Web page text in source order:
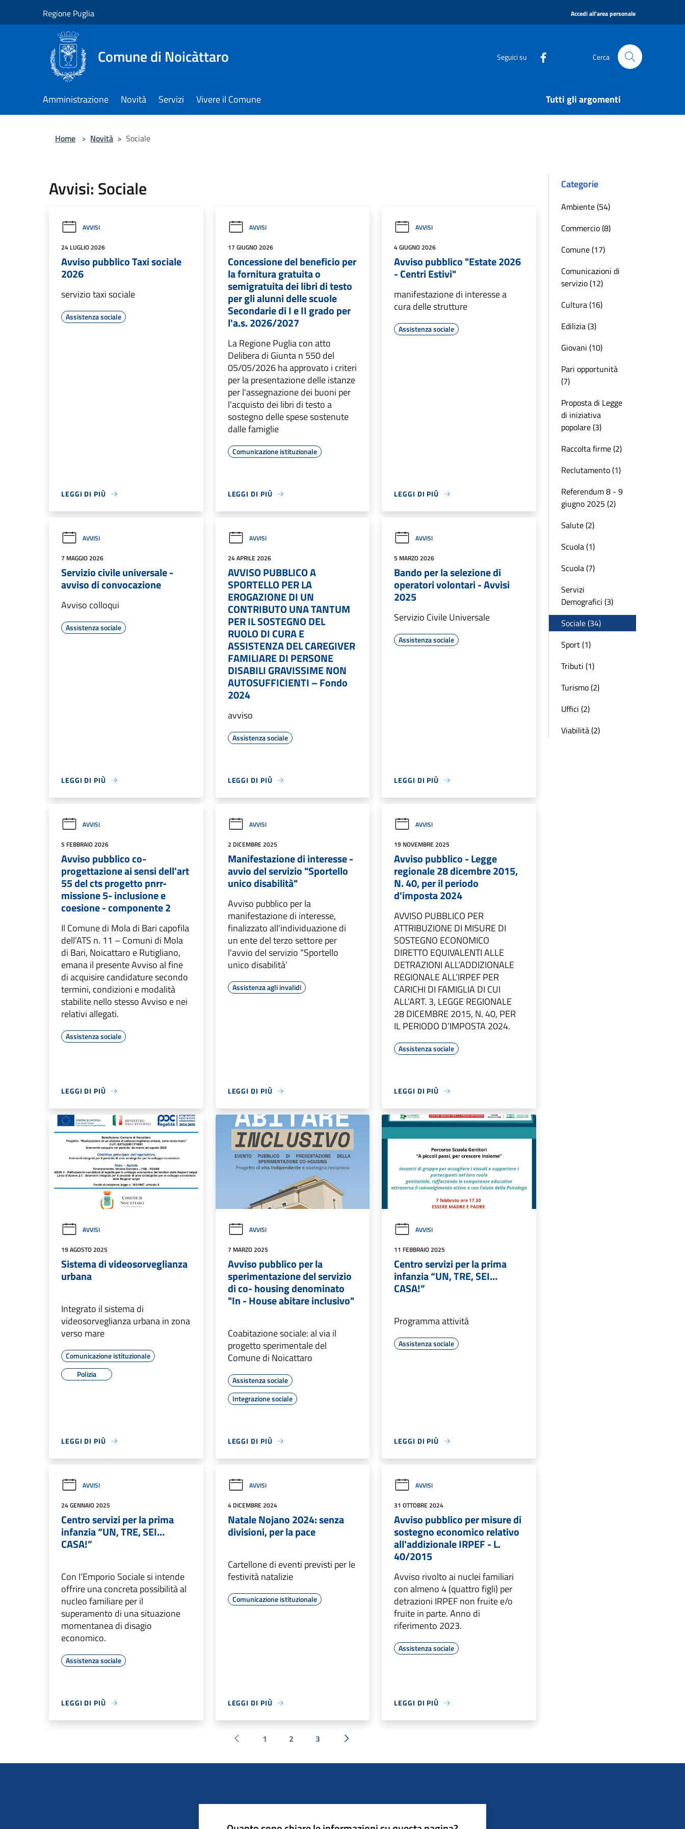
Regione Puglia Accedi all'area personale
Comune di Noicàttaro Seguici su Cerca
Amministrazione Novità Servizi Vivere il Comune Tutti gli argomenti
Home > Novità > Sociale
Avvisi: Sociale
AVVISI
24 LUGLIO 2026
Avviso pubblico Taxi sociale
2026
servizio taxi sociale
Assistenza sociale
LEGGI DI PIÙ
AVVISI
17 GIUGNO 2026
Concessione del beneficio per
la fornitura gratuita o
semigratuita dei libri di testo
per gli alunni delle scuole
Secondarie di I e II grado per
l'a.s. 2026/2027
La Regione Puglia con atto
Delibera di Giunta n 550 del
05/05/2026 ha approvato i criteri
per la presentazione delle istanze
per l'assegnazione dei buoni per
l'acquisto dei libri di testo a
sostegno delle spese sostenute
dalle famiglie
Comunicazione istituzionale
LEGGI DI PIÙ
AVVISI
4 GIUGNO 2026
Avviso pubblico "Estate 2026
- Centri Estivi"
manifestazione di interesse a
cura delle strutture
Assistenza sociale
LEGGI DI PIÙ
AVVISI
7 MAGGIO 2026
Servizio civile universale -
avviso di convocazione
Avviso colloqui
Assistenza sociale
LEGGI DI PIÙ
AVVISI
24 APRILE 2026
AVVISO PUBBLICO A
SPORTELLO PER LA
EROGAZIONE DI UN
CONTRIBUTO UNA TANTUM
PER IL SOSTEGNO DEL
RUOLO DI CURA E
ASSISTENZA DEL CAREGIVER
FAMILIARE DI PERSONE
DISABILI GRAVISSIME NON
AUTOSUFFICIENTI – Fondo
2024
avviso
Assistenza sociale
LEGGI DI PIÙ
AVVISI
5 MARZO 2026
Bando per la selezione di
operatori volontari - Avvisi
2025
Servizio Civile Universale
Assistenza sociale
LEGGI DI PIÙ
AVVISI
5 FEBBRAIO 2026
Avviso pubblico co-
progettazione ai sensi dell'art
55 del cts progetto pnrr-
missione 5- inclusione e
coesione - componente 2
Il Comune di Mola di Bari capofila
dell’ATS n. 11 – Comuni di Mola
di Bari, Noicattaro e Rutigliano,
emana il presente Avviso al fine
di acquisire candidature secondo
termini, condizioni e modalità
stabilite nello stesso Avviso e nei
relativi allegati.
Assistenza sociale
LEGGI DI PIÙ
AVVISI
2 DICEMBRE 2025
Manifestazione di interesse -
avvio del servizio "Sportello
unico disabilità"
Avviso pubblico per la
manifestazione di interesse,
finalizzato all'individuazione di
un ente del terzo settore per
l'avvio del servizio “Sportello
unico disabilità’
Assistenza agli invalidi
LEGGI DI PIÙ
AVVISI
19 NOVEMBRE 2025
Avviso pubblico - Legge
regionale 28 dicembre 2015,
N. 40, per il periodo
d'imposta 2024
AVVISO PUBBLICO PER
ATTRIBUZIONE DI MISURE DI
SOSTEGNO ECONOMICO
DIRETTO EQUIVALENTI ALLE
DETRAZIONI ALL’ADDIZIONALE
REGIONALE ALL’IRPEF PER
CARICHI DI FAMIGLIA DI CUI
ALL’ART. 3, LEGGE REGIONALE
28 DICEMBRE 2015, N. 40, PER
IL PERIODO D’IMPOSTA 2024.
Assistenza sociale
LEGGI DI PIÙ
AVVISI
19 AGOSTO 2025
Sistema di videosorveglianza
urbana
Integrato il sistema di
videosorveglianza urbana in zona
verso mare
Comunicazione istituzionale
Polizia
LEGGI DI PIÙ
AVVISI
7 MARZO 2025
Avviso pubblico per la
sperimentazione del servizio
di co- housing denominato
"In - House abitare inclusivo"
Coabitazione sociale: al via il
progetto sperimentale del
Comune di Noicattaro
Assistenza sociale
Integrazione sociale
LEGGI DI PIÙ
AVVISI
11 FEBBRAIO 2025
Centro servizi per la prima
infanzia “UN, TRE, SEI…
CASA!”
Programma attività
Assistenza sociale
LEGGI DI PIÙ
AVVISI
24 GENNAIO 2025
Centro servizi per la prima
infanzia “UN, TRE, SEI…
CASA!”
Con l’Emporio Sociale si intende
offrire una concreta possibilità al
nucleo familiare per il
superamento di una situazione
momentanea di disagio
economico.
Assistenza sociale
LEGGI DI PIÙ
AVVISI
4 DICEMBRE 2024
Natale Nojano 2024: senza
divisioni, per la pace
Cartellone di eventi previsti per le
festività natalizie
Comunicazione istituzionale
LEGGI DI PIÙ
AVVISI
31 OTTOBRE 2024
Avviso pubblico per misure di
sostegno economico relativo
all'addizionale IRPEF - L.
40/2015
Avviso rivolto ai nuclei familiari
con almeno 4 (quattro figli) per
detrazioni IRPEF non fruite e/o
fruite in parte. Anno di
riferimento 2023.
Assistenza sociale
LEGGI DI PIÙ
Pagina precedente
1 2 3
Successiva »
Categorie
Ambiente (54)
Commercio (8)
Comune (17)
Comunicazioni di
servizio (12)
Cultura (16)
Edilizia (3)
Giovani (10)
Pari opportunità
(7)
Proposta di Legge
di iniziativa
popolare (3)
Raccolta firme (2)
Reclutamento (1)
Referendum 8 - 9
giugno 2025 (2)
Salute (2)
Scuola (1)
Scuola (7)
Servizi
Demografici (3)
Sociale (34)
Sport (1)
Tributi (1)
Turismo (2)
Uffici (2)
Viabilità (2)